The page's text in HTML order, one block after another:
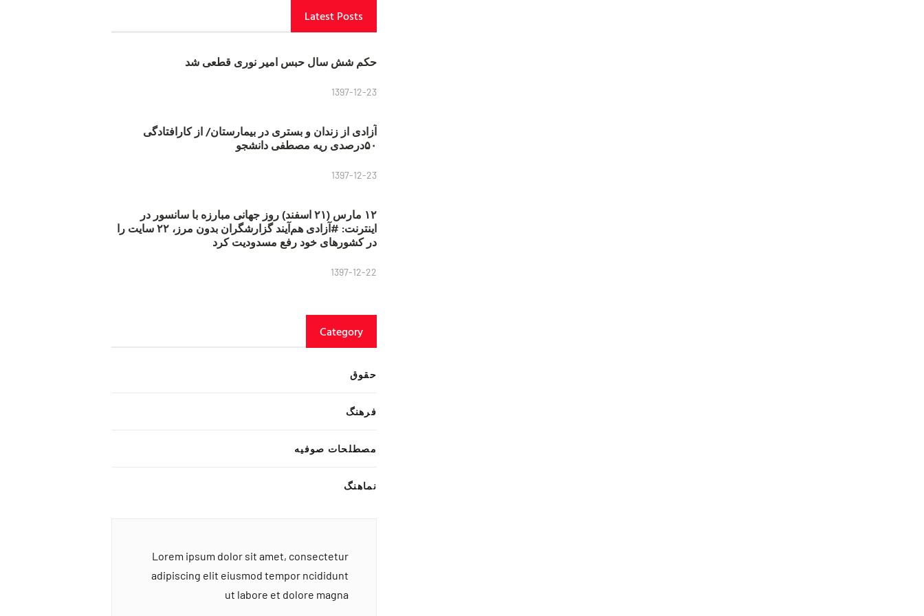
Latest Posts
حکم شش سال حبس امیر نوری قطعی شد
1397-12-23
آزادی از زندان و بستری در بیمارستان/ از کارافتادگی
۵۰درصدی ریه مصطفی دانشجو
1397-12-23
۱۲ مارس (۲۱ اسفند) روز جهانی مبارزه با سانسور در
اینترنت: #آزادی هم‌آیند گزارشگران‌ بدون مرز، ۲۲ سایت را
در کشورهای خود رفع مسدودیت کرد
1397-12-22
Category
حقوق
فرهنگ
مصطلحات صوفیه
نماهنگ
Lorem ipsum dolor sit amet, consectetur
adipiscing elit eiusmod tempor ncididunt
ut labore et dolore magna